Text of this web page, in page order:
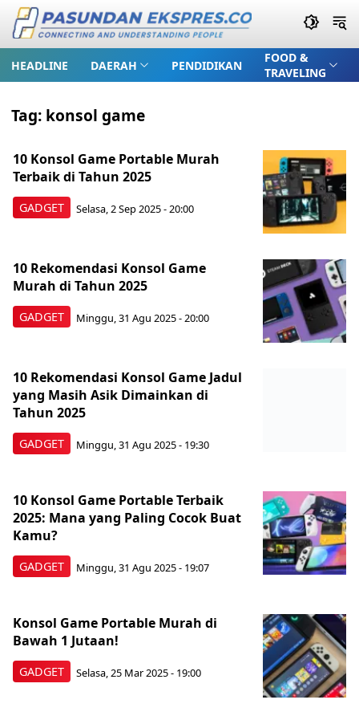
HEADLINE DAERAH PENDIDIKAN
FOOD &
TRAVELING
Tag: konsol game
GADGET
10 Konsol Game Portable Murah
Terbaik di Tahun 2025
Selasa, 2 Sep 2025 - 20:00
GADGET
10 Rekomendasi Konsol Game
Murah di Tahun 2025
Minggu, 31 Agu 2025 - 20:00
GADGET
10 Rekomendasi Konsol Game Jadul
yang Masih Asik Dimainkan di
Tahun 2025
Minggu, 31 Agu 2025 - 19:30
GADGET
10 Konsol Game Portable Terbaik
2025: Mana yang Paling Cocok Buat
Kamu?
Minggu, 31 Agu 2025 - 19:07
GADGET
Konsol Game Portable Murah di
Bawah 1 Jutaan!
Selasa, 25 Mar 2025 - 19:00